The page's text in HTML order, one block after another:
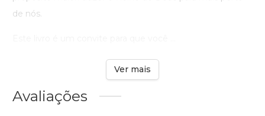
de nós.
Ver mais
Avaliações